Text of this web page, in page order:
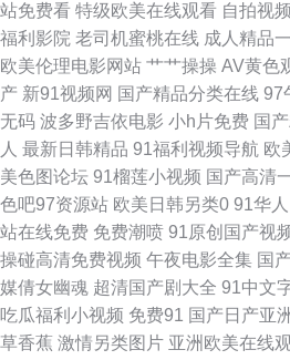
www午夜色色 白丝自慰潮睡91 91色片 婷
一区二区 av午夜狸狸 老司机午夜网 日本影
夜福利院引导站 欧美日韩色色 午夜AV影院
91国模在线 日韩无码av网站 深夜影院 日本
产交配日韩 超碰爱啪啪 91超碰在线人人 啊
亚洲成人伦理 日韩亚洲成人电影 日本女优
123区 a天堂网在线 欧洲人人肏 亚洲激情性
站免费看 特级欧美在线观看 自拍视
福利影院 老司机蜜桃在线 成人精品
欧美伦理电影网站 艹艹操操 AV黄色
产 新91视频网 国产精品分类在线 97
无码 波多野吉依电影 小h片免费 国
人 最新日韩精品 91福利视频导航 欧
美色图论坛 91榴莲小视频 国产高清
色吧97资源站 欧美日韩另类0 91华人
站在线免费 免费潮喷 91原创国产视
操碰高清免费视频 午夜电影全集 国
媒倩女幽魂 超清国产剧大全 91中文
吃瓜福利小视频 免费91 国产日产亚
草香蕉 激情另类图片 亚洲欧美在线